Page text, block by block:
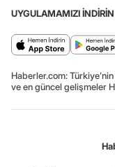
UYGULAMAMIZI İNDİRİN
Haberler.com:
ve en güncel gelişmeler